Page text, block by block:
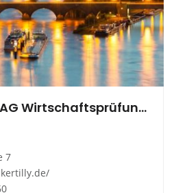
Baker Tilly Roelfs AG Wirtschaftsprüfungsgesellschaft Niederlassung Stuttgart
7